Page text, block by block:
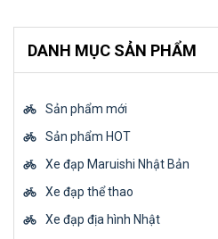
DANH MỤC SẢN PHẨM
Sản phẩm mới
Sản phẩm HOT
Xe đạp Maruishi Nhật Bản
Xe đạp thể thao
Xe đạp địa hình Nhật